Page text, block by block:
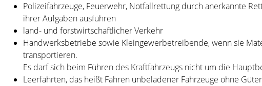
Polizeifahrzeuge, Feuerwehr, Notfallrettung durch anerkannte
ihrer Aufgaben ausführen
land- und forstwirtschaftlicher Verkehr
Handwerksbetriebe sowie Kleingewerbetreibende, wenn sie
transportieren.
Es darf sich beim Führen des Kraftfahrzeugs nicht um die
Leerfahrten, das heißt Fahren unbeladener Fahrzeuge ohne